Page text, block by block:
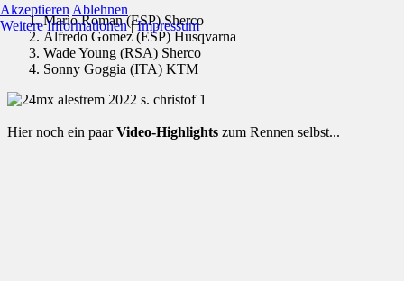
Mario Roman (ESP) Sherco
Alfredo Gomez (ESP) Husqvarna
Wade Young (RSA) Sherco
Sonny Goggia (ITA) KTM
Hier noch ein paarVideo-Highlights zum Rennen selbst...
Akzeptieren Ablehnen
Weitere Informationen|Impressum